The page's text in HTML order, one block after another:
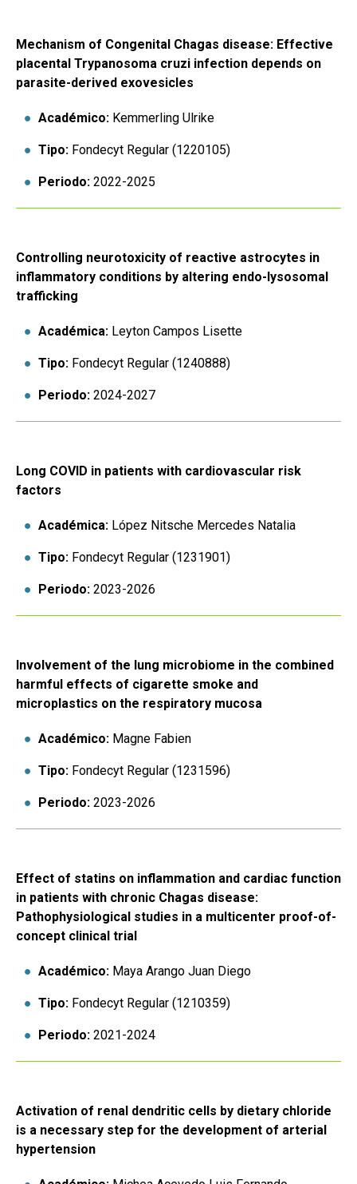
Mechanism of Congenital Chagas disease: Effective
placental Trypanosoma cruzi infection depends on
parasite-derived exovesicles
Académico: Kemmerling Ulrike
Tipo: Fondecyt Regular (1220105)
Periodo: 2022-2025
Controlling neurotoxicity of reactive astrocytes in
inflammatory conditions by altering endo-lysosomal
trafficking
Académica: Leyton Campos Lisette
Tipo: Fondecyt Regular (1240888)
Periodo: 2024-2027
Long COVID in patients with cardiovascular risk
factors
Académica: López Nitsche Mercedes Natalia
Tipo: Fondecyt Regular (1231901)
Periodo: 2023-2026
Involvement of the lung microbiome in the combined
harmful effects of cigarette smoke and
microplastics on the respiratory mucosa
Académico: Magne Fabien
Tipo: Fondecyt Regular (1231596)
Periodo: 2023-2026
Effect of statins on inflammation and cardiac function
in patients with chronic Chagas disease:
Pathophysiological studies in a multicenter proof-of-
concept clinical trial
Académico: Maya Arango Juan Diego
Tipo: Fondecyt Regular (1210359)
Periodo: 2021-2024
Activation of renal dendritic cells by dietary chloride
is a necessary step for the development of arterial
hypertension